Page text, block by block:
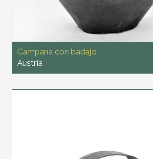
Campana con badajo
Austria